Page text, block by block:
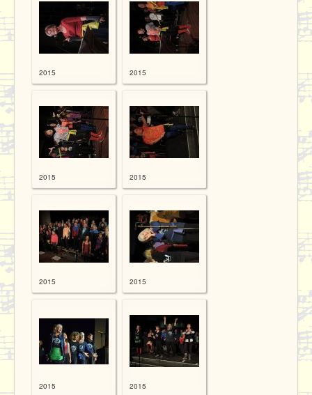
Proben
Kontakt / Datenschutz
2015 2015
2015 2015
2015 2015
2015 2015